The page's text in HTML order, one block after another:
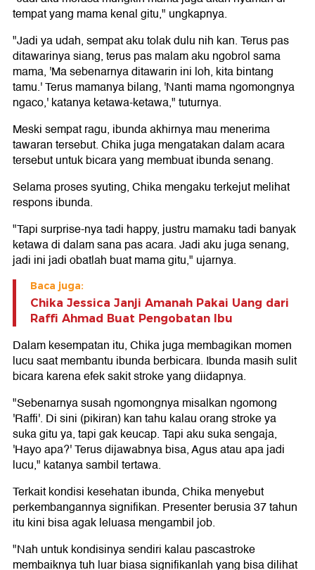
tempat yang mama kenal gitu," ungkapnya.
"Jadi ya udah, sempat aku tolak dulu nih kan. Terus pas
ditawarinya siang, terus pas malam aku ngobrol sama
mama, 'Ma sebenarnya ditawarin ini loh, kita bintang
tamu.' Terus mamanya bilang, 'Nanti mama ngomongnya
ngaco,' katanya ketawa-ketawa," tuturnya.
Meski sempat ragu, ibunda akhirnya mau menerima
tawaran tersebut. Chika juga mengatakan dalam acara
tersebut untuk bicara yang membuat ibunda senang.
Selama proses syuting, Chika mengaku terkejut melihat
respons ibunda.
"Tapi surprise-nya tadi happy, justru mamaku tadi banyak
ketawa di dalam sana pas acara. Jadi aku juga senang,
jadi ini jadi obatlah buat mama gitu," ujarnya.
Baca juga:
Chika Jessica Janji Amanah Pakai Uang dari
Raffi Ahmad Buat Pengobatan Ibu
Dalam kesempatan itu, Chika juga membagikan momen
lucu saat membantu ibunda berbicara. Ibunda masih sulit
bicara karena efek sakit stroke yang diidapnya.
"Sebenarnya susah ngomongnya misalkan ngomong
'Raffi'. Di sini (pikiran) kan tahu kalau orang stroke ya
suka gitu ya, tapi gak keucap. Tapi aku suka sengaja,
'Hayo apa?' Terus dijawabnya bisa, Agus atau apa jadi
lucu," katanya sambil tertawa.
Terkait kondisi kesehatan ibunda, Chika menyebut
perkembangannya signifikan. Presenter berusia 37 tahun
itu kini bisa agak leluasa mengambil job.
"Nah untuk kondisinya sendiri kalau pascastroke
membaiknya tuh luar biasa signifikanlah yang bisa dilihat